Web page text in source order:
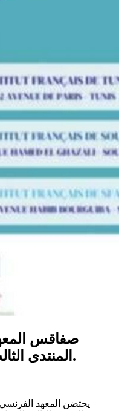
صفاقس
المنتدى الثالث للتنقل للدراسة بفرنسا.